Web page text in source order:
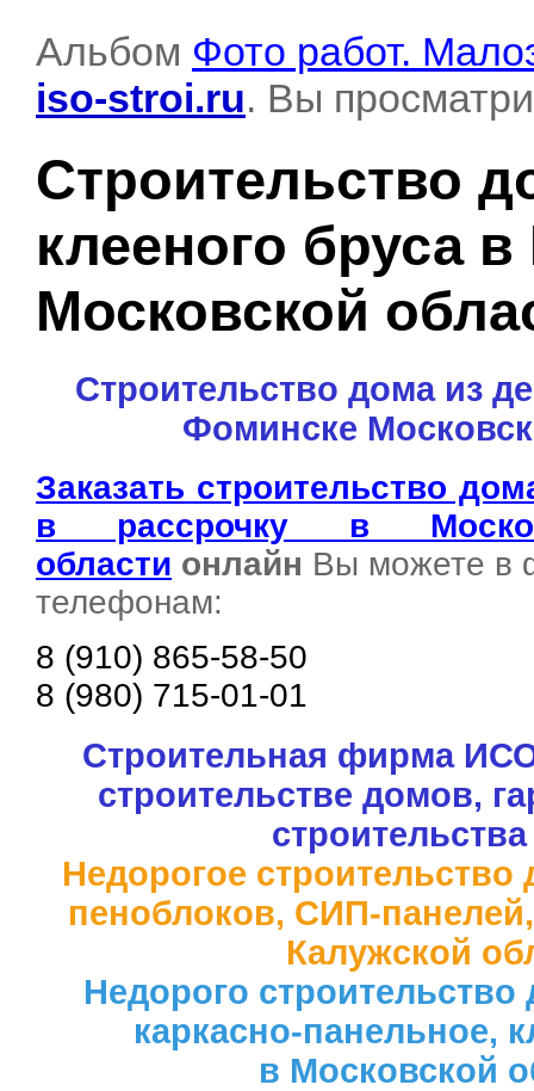
Альбом Фото работ.
iso-stroi.ru. Вы
Строительство
клееного бруса
Московской
Строительство дома из
Фоминске
Заказать строительство
в рассрочку в
области онлайн Вы можете в
телефонам:
8 (910) 865-58-50
8 (980) 715-01-01
Строительная фирма
строительстве домов,
Недорогое
пеноблоков, СИП-
Калужской
Недорого строительство
каркасно-панельное,
в Московской